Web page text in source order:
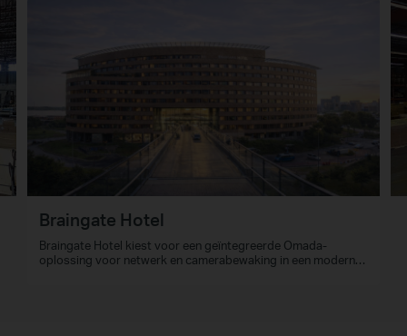
Braingate Hotel
Braingate Hotel kiest voor een geïntegreerde Omada-
oplossing voor netwerk en camerabewaking in een moderne